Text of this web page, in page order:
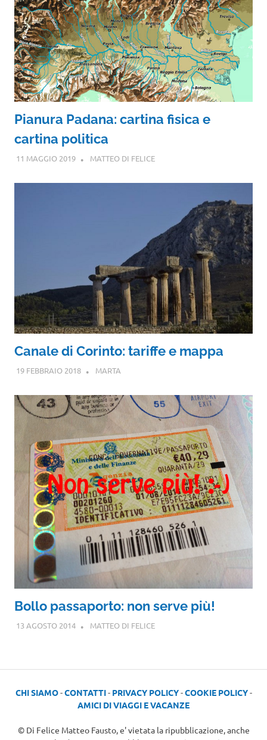
Pianura Padana: cartina fisica e
cartina politica
11 MAGGIO 2019 MATTEO DI FELICE
Canale di Corinto: tariffe e mappa
19 FEBBRAIO 2018 MARTA
Bollo passaporto: non serve più!
13 AGOSTO 2014 MATTEO DI FELICE
CHI SIAMO-CONTATTI- PRIVACY POLICY-COOKIE POLICY-
AMICI DI VIAGGI E VACANZE
© Di Felice Matteo Fausto, e' vietata la ripubblicazione, anche